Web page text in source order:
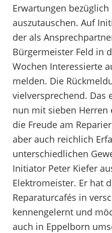
Erwartungen
auszutauschen. Auf
der als
Bürgermeister Feld in
Wochen Interessierte
melden. Die
vielversprechend. Das
nun mit sieben Herren
die Freude am
aber auch reichlich
unterschiedlichen
Initiator Peter Kiefer
Elektromeister. Er hat
Reparaturcafés in
kennengelernt und
auch in Eppelborn